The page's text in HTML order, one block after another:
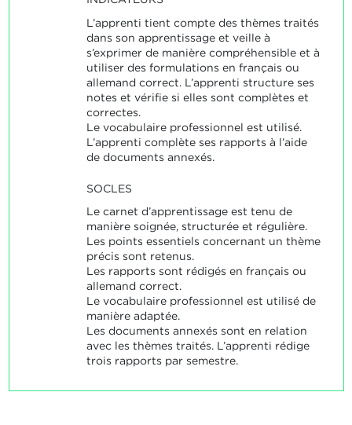
L’apprenti tient compte des thèmes traités
dans son apprentissage et veille à
s’exprimer de manière compréhensible et à
utiliser des formulations en français ou
allemand correct. L’apprenti structure ses
notes et vérifie si elles sont complètes et
correctes.
Le vocabulaire professionnel est utilisé.
L’apprenti complète ses rapports à l’aide
de documents annexés.
SOCLES
Le carnet d’apprentissage est tenu de
manière soignée, structurée et régulière.
Les points essentiels concernant un thème
précis sont retenus.
Les rapports sont rédigés en français ou
allemand correct.
Le vocabulaire professionnel est utilisé de
manière adaptée.
Les documents annexés sont en relation
avec les thèmes traités. L’apprenti rédige
trois rapports par semestre.